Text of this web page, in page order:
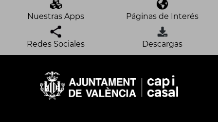
Nuestras Apps Páginas de Interés
Redes Sociales Descargas